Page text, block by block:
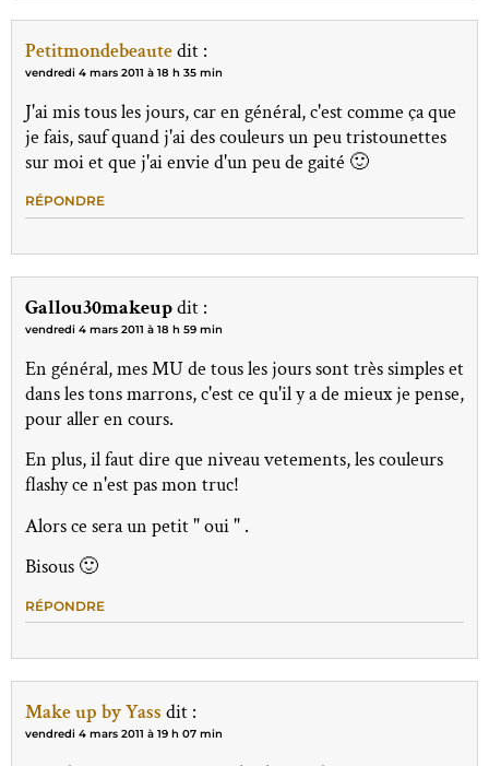
Petitmondebeautedit :
vendredi 4 mars 2011 à 18 h 35 min
J'ai mis tous les jours, car en général, c'est comme ça que
je fais, sauf quand j'ai des couleurs un peu tristounettes
sur moi et que j'ai envie d'un peu de gaité 🙂
RÉPONDRE
Gallou30makeupdit :
vendredi 4 mars 2011 à 18 h 59 min
En général, mes MU de tous les jours sont très simples et
dans les tons marrons, c'est ce qu'il y a de mieux je pense,
pour aller en cours.
En plus, il faut dire que niveau vetements, les couleurs
flashy ce n'est pas mon truc!
Alors ce sera un petit " oui " .
Bisous 🙂
RÉPONDRE
Make up by Yass dit :
vendredi 4 mars 2011 à 19 h 07 min